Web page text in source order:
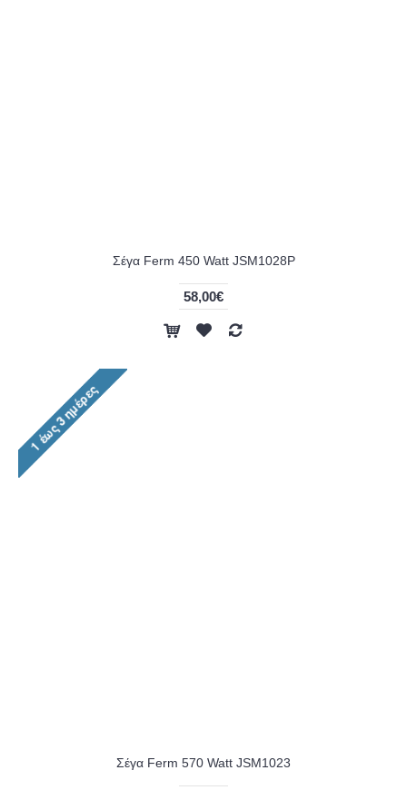
Σέγα Ferm 450 Watt JSM1028P
58,00€
Σέγα Ferm 570 Watt JSM1023